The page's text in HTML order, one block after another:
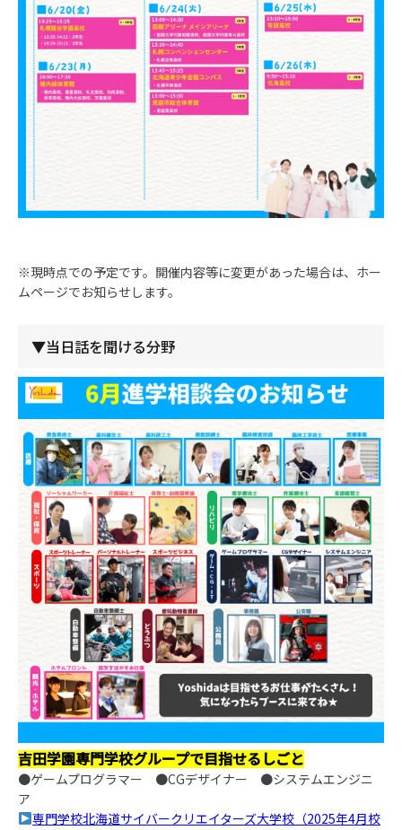
※現時点での予定です。開催内容等に変更があった場合は、ホー
ムページでお知らせします。
▼当日話を聞ける分野
吉田学園専門学校グループで目指せるしごと
●ゲームプログラマー ●CGデザイナー ●システムエンジニ
ア
専門学校北海道サイバークリエイターズ大学校（2025年4月校